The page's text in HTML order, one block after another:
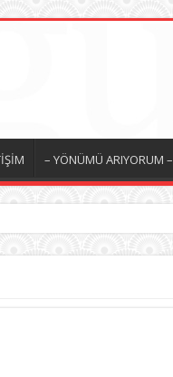
– YÖNÜMÜ ARIYORUM –